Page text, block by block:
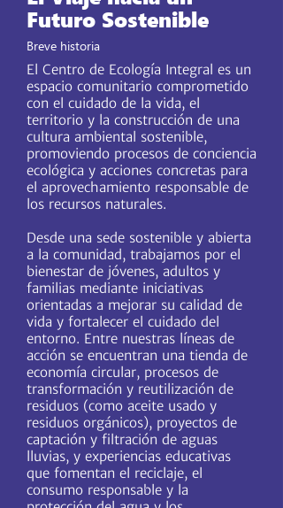
Futuro Sostenible
Breve historia
El Centro de Ecología Integral es un
espacio comunitario comprometido
con el cuidado de la vida, el
territorio y la construcción de una
cultura ambiental sostenible,
promoviendo procesos de conciencia
ecológica y acciones concretas para
el aprovechamiento responsable de
los recursos naturales.
Desde una sede sostenible y abierta
a la comunidad, trabajamos por el
bienestar de jóvenes, adultos y
familias mediante iniciativas
orientadas a mejorar su calidad de
vida y fortalecer el cuidado del
entorno. Entre nuestras líneas de
acción se encuentran una tienda de
economía circular, procesos de
transformación y reutilización de
residuos (como aceite usado y
residuos orgánicos), proyectos de
captación y filtración de aguas
lluvias, y experiencias educativas
que fomentan el reciclaje, el
consumo responsable y la